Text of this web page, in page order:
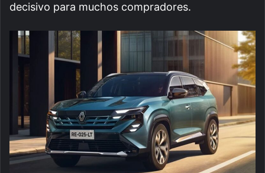
decisivo para muchos compradores.